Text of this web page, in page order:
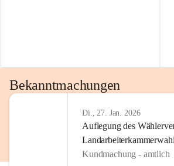
Bekanntmachungen
Di., 27. Jan. 2026
Auflegung des
Kundmachung - amtlich